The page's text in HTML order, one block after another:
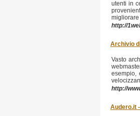
utenti in
http://
Archivio
Vasto
esempio,
http://
Audero.it